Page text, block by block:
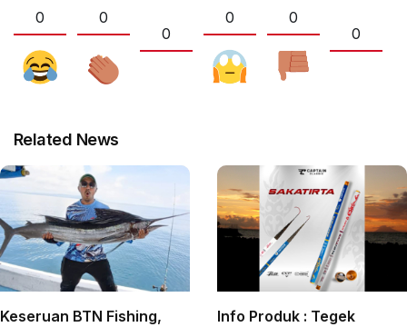
0
0
0
0
0
0
Related News
Keseruan BTN Fishing,
Info Produk : Tegek